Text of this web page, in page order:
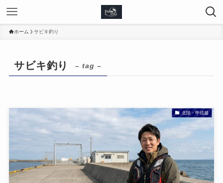
ホーム サビキ釣り
サビキ釣り – tag –
北陸・甲信越